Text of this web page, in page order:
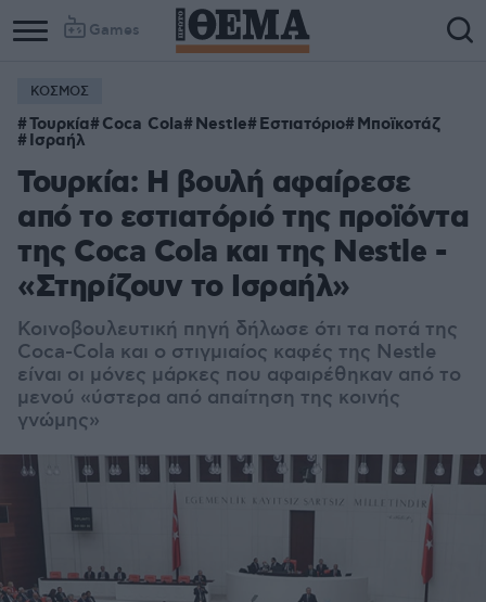
Games
ΚΟΣΜΟΣ
Τουρκία Coca Cola Nestle Εστιατόριο Μποϊκοτάζ
Ισραήλ
Τουρκία: Η βουλή αφαίρεσε
από το εστιατόριό της προϊόντα
της Coca Cola και της Nestle -
«Στηρίζουν το Ισραήλ»
Κοινοβουλευτική πηγή δήλωσε ότι τα ποτά της
Coca-Cola και ο στιγμιαίος καφές της Nestle
είναι οι μόνες μάρκες που αφαιρέθηκαν από το
μενού «ύστερα από απαίτηση της κοινής
γνώμης»